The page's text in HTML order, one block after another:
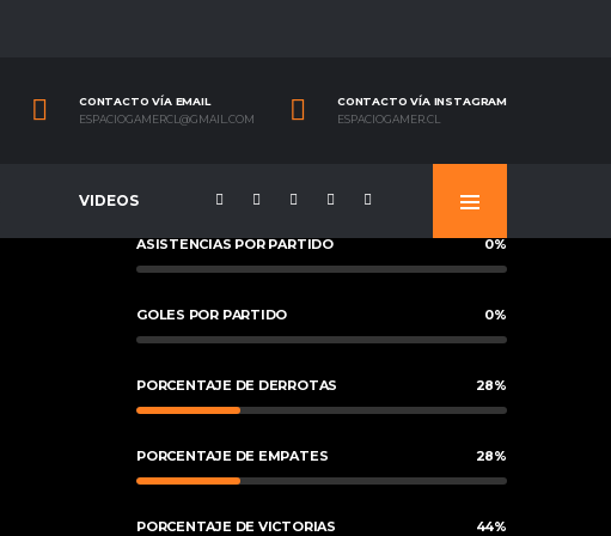
CONTACTO VÍA EMAIL
ESPACIOGAMERCL@GMAIL.COM
CONTACTO VÍA INSTAGRAM
ESPACIOGAMER.CL
VIDEOS
ASISTENCIAS POR PARTIDO 0%
GOLES POR PARTIDO 0%
PORCENTAJE DE DERROTAS 28%
PORCENTAJE DE EMPATES 28%
PORCENTAJE DE VICTORIAS 44%